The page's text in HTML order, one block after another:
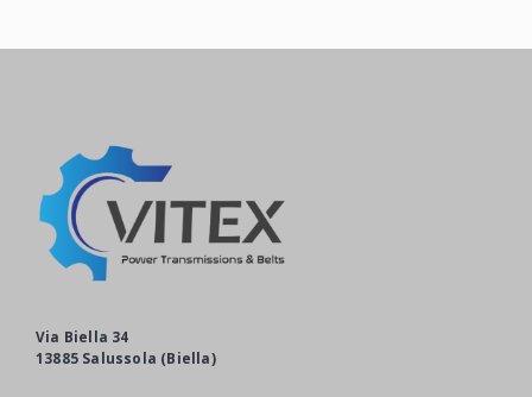
Via Biella 34
13885 Salussola (Biella)